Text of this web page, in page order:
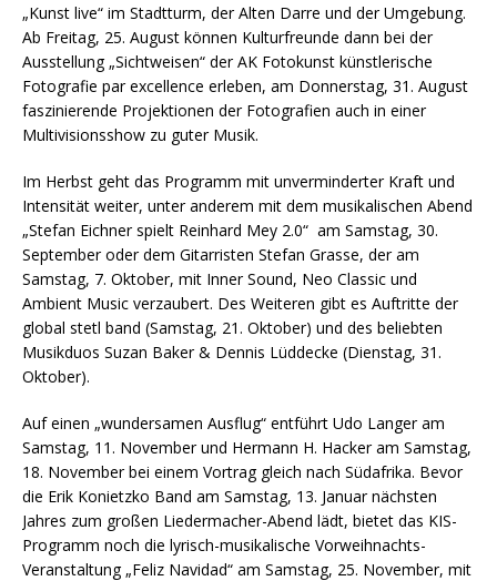
„Kunst live“ im Stadtturm, der Alten Darre und der Umgebung.
Ab Freitag, 25. August können Kulturfreunde dann bei der
Ausstellung „Sichtweisen“ der AK Fotokunst künstlerische
Fotografie par excellence erleben, am Donnerstag, 31. August
faszinierende Projektionen der Fotografien auch in einer
Multivisionsshow zu guter Musik.
Im Herbst geht das Programm mit unverminderter Kraft und
Intensität weiter, unter anderem mit dem musikalischen Abend
„Stefan Eichner spielt Reinhard Mey 2.0“ am Samstag, 30.
September oder dem Gitarristen Stefan Grasse, der am
Samstag, 7. Oktober, mit Inner Sound, Neo Classic und
Ambient Music verzaubert. Des Weiteren gibt es Auftritte der
global stetl band (Samstag, 21. Oktober) und des beliebten
Musikduos Suzan Baker & Dennis Lüddecke (Dienstag, 31.
Oktober).
Auf einen „wundersamen Ausflug“ entführt Udo Langer am
Samstag, 11. November und Hermann H. Hacker am Samstag,
18. November bei einem Vortrag gleich nach Südafrika. Bevor
die Erik Konietzko Band am Samstag, 13. Januar nächsten
Jahres zum großen Liedermacher-Abend lädt, bietet das KIS-
Programm noch die lyrisch-musikalische Vorweihnachts-
Veranstaltung „Feliz Navidad“ am Samstag, 25. November, mit